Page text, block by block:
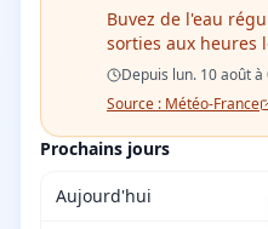
Buvez de l'eau
sorties aux heures
Depuis lun. 10 août à
Source : Météo-France
Prochains jours
Aujourd'hui